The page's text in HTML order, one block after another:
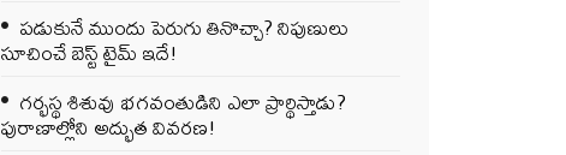
పడుకునే ముందు పెరుగు తినొచ్చా? నిపుణులు
సూచించే బెస్ట్ టైమ్ ఇదే!
గర్భస్థ శిశువు భగవంతుడిని ఎలా ప్రార్థిస్తాడు?
పురాణాల్లోని అద్భుత వివరణ!